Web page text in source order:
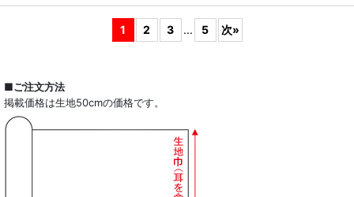
1 2 3 ... 5 次»
■ご注文方法
掲載価格は生地50cmの価格です。